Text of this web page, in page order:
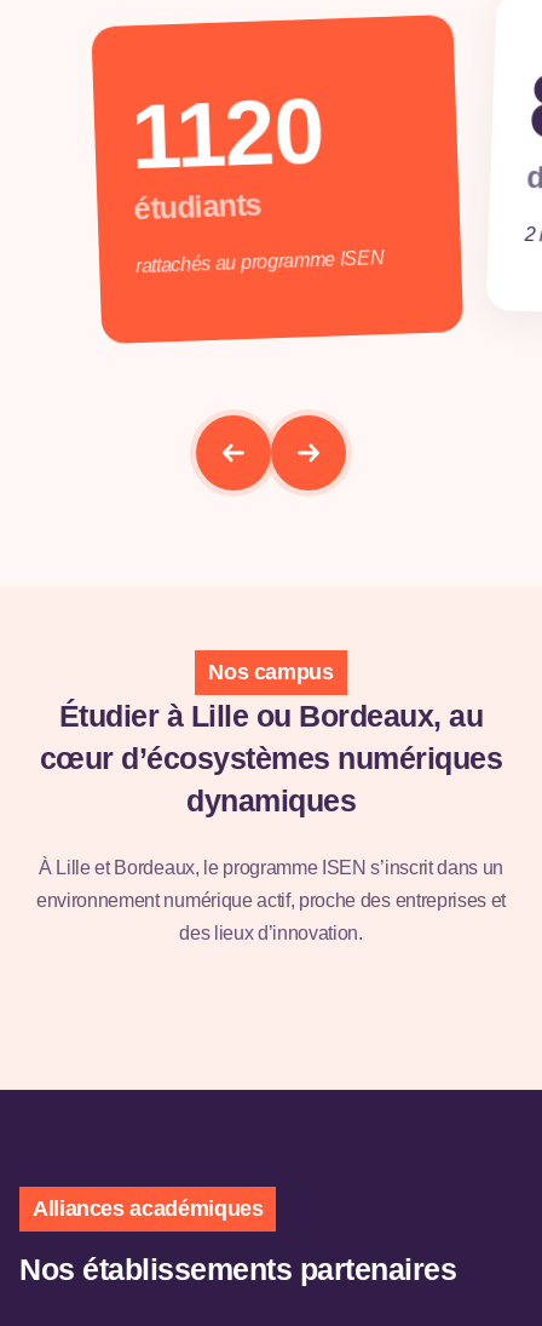
1120
étudiants
rattachés au programme ISEN
2
Nos campus
Étudier à Lille ou Bordeaux, au
cœur d’écosystèmes numériques
dynamiques
À Lille et Bordeaux, le programme ISEN s’inscrit dans un
environnement numérique actif, proche des entreprises et
des lieux d’innovation.
Lille
Alliances académiques
Nos établissements partenaires